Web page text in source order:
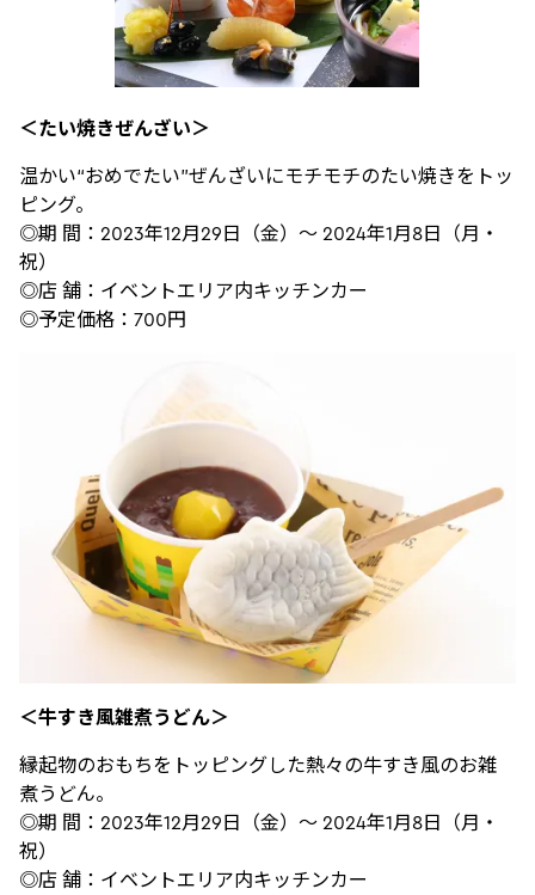
＜たい焼きぜんざい＞
温かい“おめでたい”ぜんざいにモチモチのたい焼きをトッ
ピング。
◎期 間：2023年12月29日（金）～ 2024年1月8日（月・
祝）
◎店 舗：イベントエリア内キッチンカー
◎予定価格：700円
＜牛すき風雑煮うどん＞
縁起物のおもちをトッピングした熱々の牛すき風のお雑
煮うどん。
◎期 間：2023年12月29日（金）～ 2024年1月8日（月・
祝）
◎店 舗：イベントエリア内キッチンカー